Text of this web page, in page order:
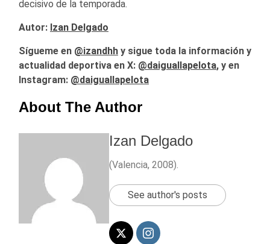
decisivo de la temporada.
Autor: Izan Delgado
Sígueme en @izandhh y sigue toda la información y
actualidad deportiva en X: @daiguallapelota, y en
Instagram: @daiguallapelota
About The Author
Izan Delgado
(Valencia, 2008).
See author's posts